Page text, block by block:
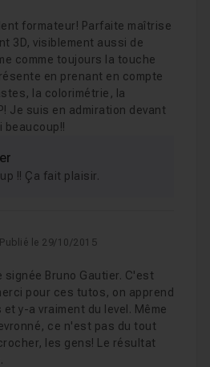
plusieurs animations dans notre
de nos chauves-souris avec l'outil
place dans notre composition "bat
place de notre brouillard
de notre sorcière et conclusion
formateur! Parfaite maîtrise
3D, visiblement aussi de
comme toujours la touche
en prenant en compte
la colorimétrie, la
Je suis en admiration devant
beaucoup!!
!! Ça fait plaisir.
Publié le 29/10/2015
signée Bruno Gautier. C'est
pour ces tutos, on apprend
y-a vraiment du level. Même
ce n'est pas du tout
les gens! Le résultat